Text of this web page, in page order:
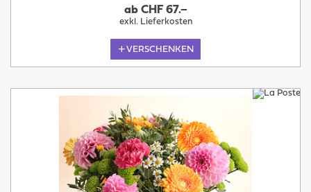
ab CHF 67.–
exkl. Lieferkosten
VERSCHENKEN